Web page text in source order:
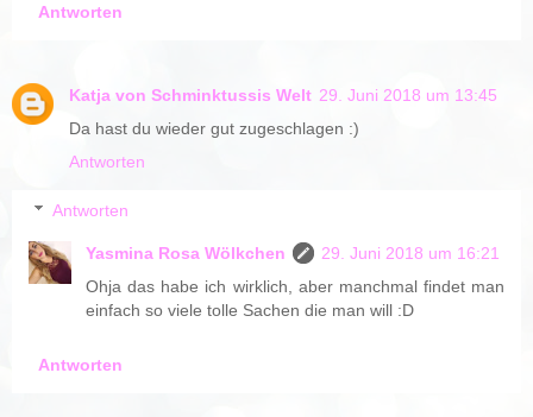
Antworten
Katja von Schminktussis Welt 29. Juni 2018 um 13:45
Da hast du wieder gut zugeschlagen :)
Antworten
Antworten
Yasmina Rosa Wölkchen
29. Juni 2018 um 16:21
Ohja das habe ich wirklich, aber manchmal findet man
einfach so viele tolle Sachen die man will :D
Antworten